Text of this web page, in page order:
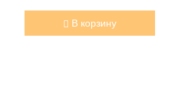
В корзину